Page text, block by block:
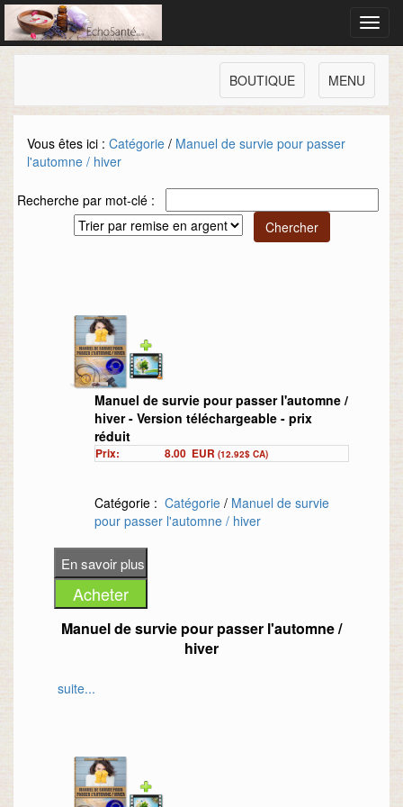
MENU
BOUTIQUE
Vous êtes ici : Catégorie / Manuel de survie pour passer
l'automne / hiver
Recherche par mot-clé :
Manuel de survie pour passer l'automne /
hiver - Version téléchargeable - prix
réduit
Prix: 8.00 EUR (12.92$ CA)
Catégorie : Catégorie / Manuel de survie
pour passer l'automne / hiver
Manuel de survie pour passer l'automne /
hiver
et, pourquoi pas, sans être malade.
Nous aborderons tous les aspects dans le
suite...